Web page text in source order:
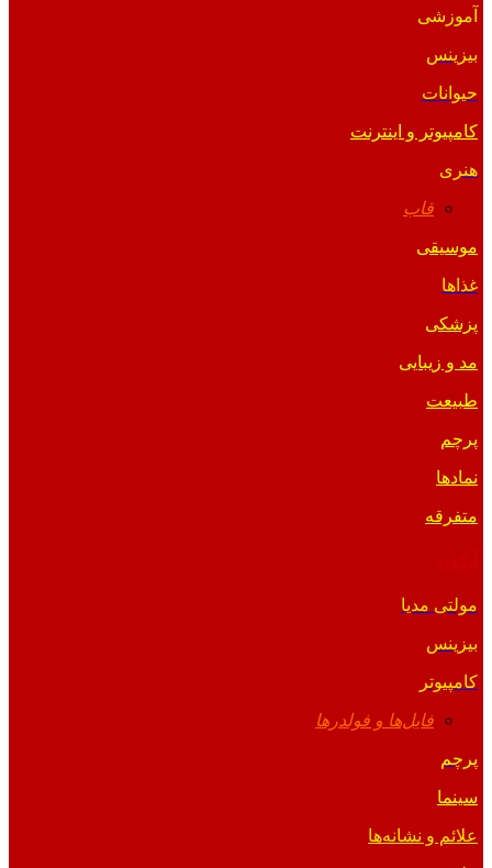
آموزشی
بیزینس
حیوانات
کامپیوتر و اینترنت
هنری
قاب
موسیقی
غذاها
پزشکی
مد و زیبایی
طبیعت
پرچم
نمادها
متفرقه
مولتی مدیا
بیزینس
کامپیوتر
فایل‌ها و فولدرها
پرچم
سینما
علائم و نشانه‌ها